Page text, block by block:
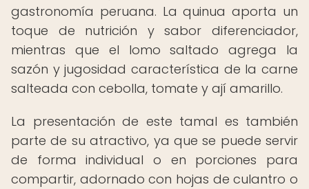
gastronomía peruana. La quinua aporta un
toque de nutrición y sabor diferenciador,
mientras que el lomo saltado agrega la
sazón y jugosidad característica de la carne
salteada con cebolla, tomate y ají amarillo.
La presentación de este tamal es también
parte de su atractivo, ya que se puede servir
de forma individual o en porciones para
compartir, adornado con hojas de culantro o